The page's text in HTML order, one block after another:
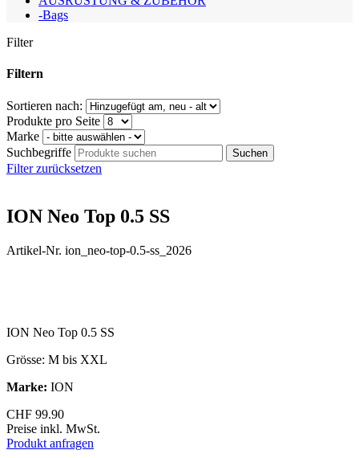
-Bags
Filter
Filtern
Sortieren nach:
Produkte pro Seite
Marke
Suchbegriffe
Filter zurücksetzen
ION Neo Top 0.5 SS
Artikel-Nr. ion_neo-top-0.5-ss_2026
ION Neo Top 0.5 SS
Grösse: M bis XXL
Marke: ION
CHF 99.90
Preise inkl. MwSt.
Produkt anfragen